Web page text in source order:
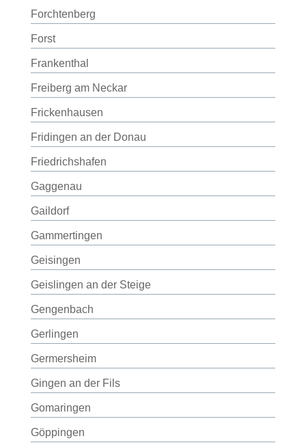
Forchtenberg
Forst
Frankenthal
Freiberg am Neckar
Frickenhausen
Fridingen an der Donau
Friedrichshafen
Gaggenau
Gaildorf
Gammertingen
Geisingen
Geislingen an der Steige
Gengenbach
Gerlingen
Germersheim
Gingen an der Fils
Gomaringen
Göppingen